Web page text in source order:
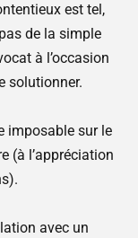
est tel,
de la simple
à l’occasion
solutionner.
imposable sur le
(à l’appréciation
avec un